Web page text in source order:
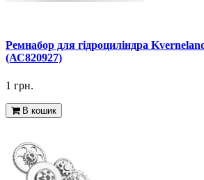
Ремнабор для гідроциліндра
(АС820927)
1 грн.
В кошик